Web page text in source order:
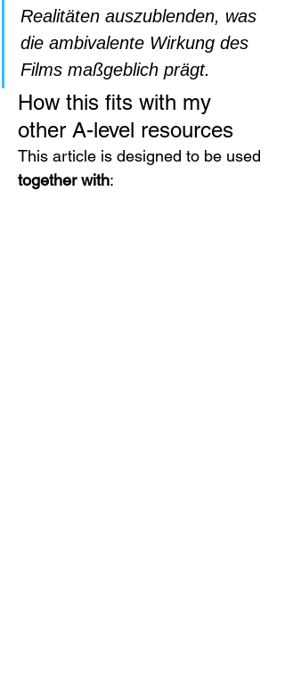
Realitäten auszublenden, was
die ambivalente Wirkung des
Films maßgeblich prägt.
How this fits with my
other A-level resources
This article is designed to be used
together with: